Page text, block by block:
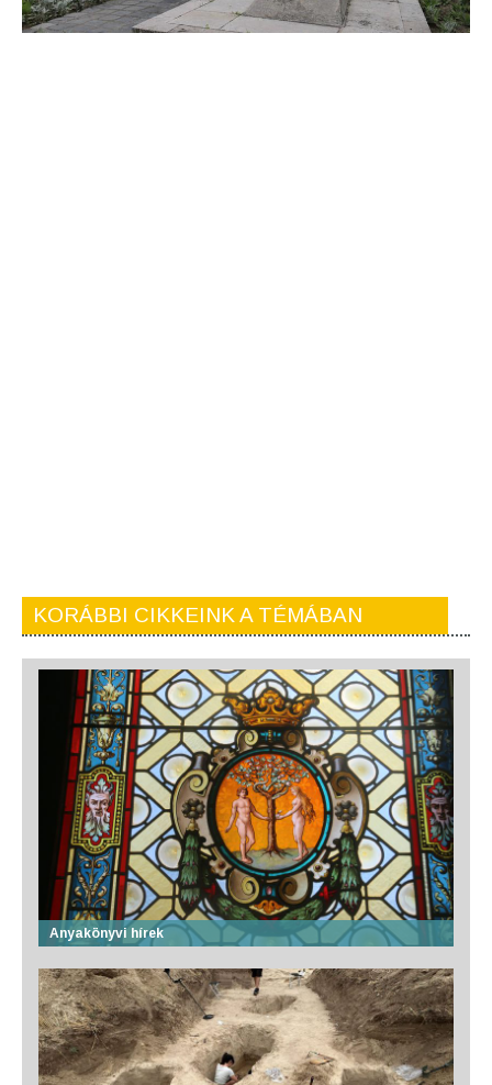
KORÁBBI CIKKEINK A TÉMÁBAN
Anyakönyvi hírek